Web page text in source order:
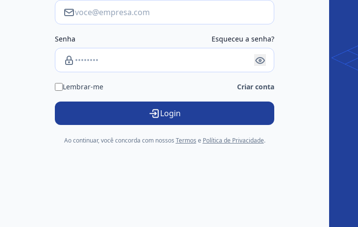
Senha Esqueceu a senha?
Lembrar-me Criar conta
Login
Ao continuar, você concorda com nossos Termos e Política de Privacidade.